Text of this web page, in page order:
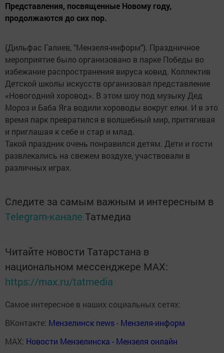
Представления, посвященные Новому году,
продолжаются до сих пор.
(Дильфас Галиев, "Мензеля-информ"). Праздничное
мероприятие было организовано в парке Победы во
избежание распространения вируса ковид. Коллектив
Детской школы искусств организовал представление
«Новогодний хоровод». В этом шоу под музыку Дед
Мороз и Баба Яга водили хороводы вокруг елки. И в это
время парк превратился в волшебный мир, притягивая
и приглашая к себе и стар и млад.
Такой праздник очень понравился детям. Дети и гости
развлекались на свежем воздухе, участвовали в
различных играх.
Следите за самым важным и интересным в
Telegram-канале Татмедиа
Читайте новости Татарстана в
национальном мессенджере MАХ:
https://max.ru/tatmedia
Самое интересное в наших социальных сетях:
ВКонтакте: Мензелинск news - Мензеля-информ
MAX: Новости Мензелинска - Мензеля онлайн